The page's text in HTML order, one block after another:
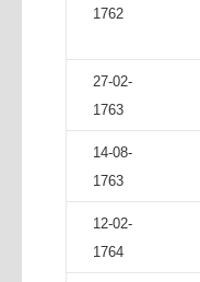
1762
27-02-
1763
14-08-
1763
12-02-
1764